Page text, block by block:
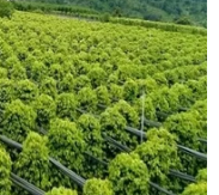
loạt tấn